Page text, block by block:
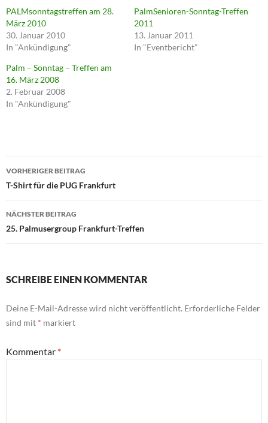
PALMsonntagstreffen am 28.
März 2010
30. Januar 2010
In "Ankündigung"
PalmSenioren-Sonntag-Treffen
2011
13. Januar 2011
In "Eventbericht"
Palm – Sonntag – Treffen am
16. März 2008
2. Februar 2008
In "Ankündigung"
Beitragsnavigation
VORHERIGER BEITRAG
T-Shirt für die PUG Frankfurt
NÄCHSTER BEITRAG
25. Palmusergroup Frankfurt-Treffen
SCHREIBE EINEN KOMMENTAR
Deine E-Mail-Adresse wird nicht veröffentlicht. Erforderliche Felder
sind mit * markiert
Kommentar *